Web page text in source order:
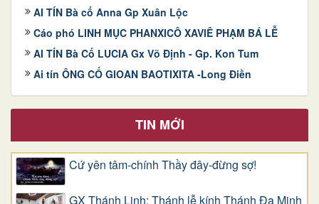
AI TÍN Bà cố Anna Gp Xuân Lộc
Cáo phó LINH MỤC PHANXICÔ XAVIÊ PHẠM BÁ LỄ
AI TÍN Bà Cố LUCIA Gx Võ Định - Gp. Kon Tum
Ai tín ÔNG CỐ GIOAN BAOTIXITA -Long Điền
TIN MỚI
Cứ yên tâm-chính Thầy đây-đừng sợ!
GX Thánh Linh: Thánh lễ kính Thánh Đa Minh